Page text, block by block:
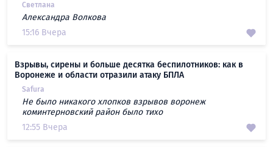
Светлана
Александра Волкова
15:16 Вчера
Взрывы, сирены и больше десятка беспилотников: как в
Воронеже и области отразили атаку БПЛА
Safura
Не было никакого хлопков взрывов воронеж
коминтерновский район было тихо
12:55 Вчера